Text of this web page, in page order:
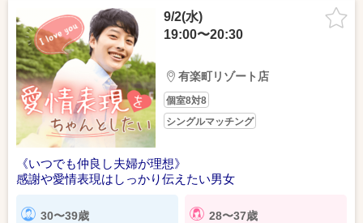
9/2(水)
19:00〜20:30
有楽町リゾート店
個室8対8
シングルマッチング
《いつでも仲良し夫婦が理想》
感謝や愛情表現はしっかり伝えたい男女
30〜39歳 28〜37歳